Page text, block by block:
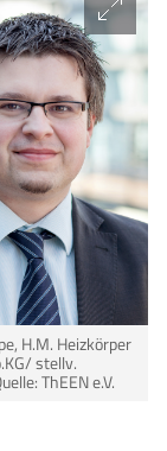
H.M. Heizkörper
stellv.
ThEEN e.V.